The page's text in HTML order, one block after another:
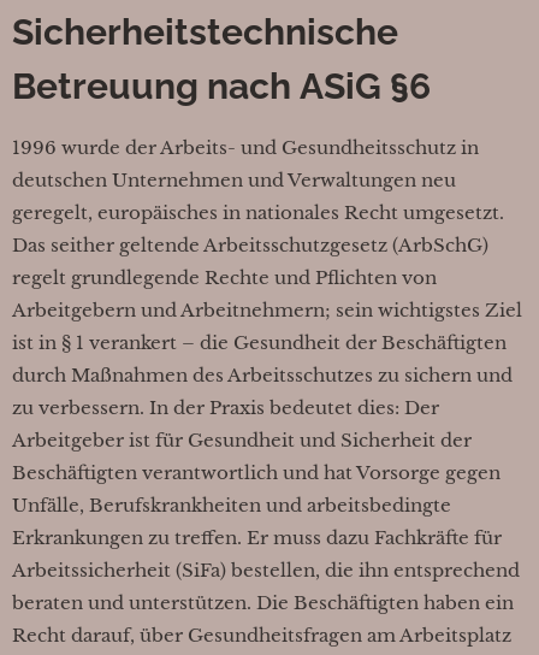
Sicherheitstechnische
Betreuung nach ASiG §6
1996 wurde der Arbeits- und Gesundheitsschutz in
deutschen Unternehmen und Verwaltungen neu
geregelt, europäisches in nationales Recht umgesetzt.
Das seither geltende Arbeitsschutzgesetz (ArbSchG)
regelt grundlegende Rechte und Pflichten von
Arbeitgebern und Arbeitnehmern; sein wichtigstes Ziel
ist in § 1 verankert – die Gesundheit der Beschäftigten
durch Maßnahmen des Arbeitsschutzes zu sichern und
zu verbessern. In der Praxis bedeutet dies: Der
Arbeitgeber ist für Gesundheit und Sicherheit der
Beschäftigten verantwortlich und hat Vorsorge gegen
Unfälle, Berufskrankheiten und arbeitsbedingte
Erkrankungen zu treffen. Er muss dazu Fachkräfte für
Arbeitssicherheit (SiFa) bestellen, die ihn entsprechend
beraten und unterstützen. Die Beschäftigten haben ein
Recht darauf, über Gesundheitsfragen am Arbeitsplatz